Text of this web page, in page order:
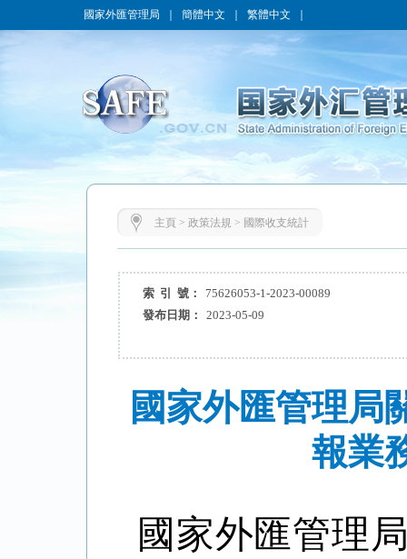
國家外匯管理局 簡體中文 繁體中文
主頁 > 政策法規 > 國際收支統計
索 引 號：
75626053-1-2023-00089
發布日期：
2023-05-09
國家外匯管理局
報業
國家外匯管理